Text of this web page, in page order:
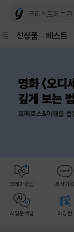
신상품 베스트
크레마클럽 독서기록
AI일문백답 리딩런